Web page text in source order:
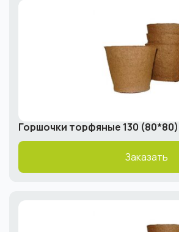
Горшочки торфяные 130 (80*80)
Заказать